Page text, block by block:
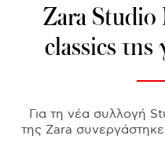
Zara Studio
classics της
Για τη νέα συλλογή
της Zara συνεργάστηκε